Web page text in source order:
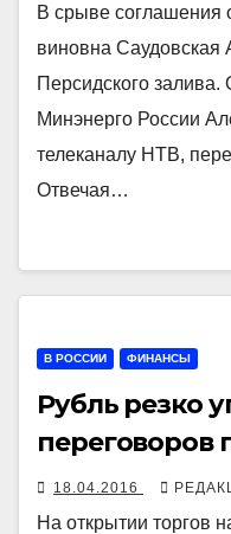
В срыве соглашения
виновна Саудовская
Персидского залива.
Минэнерго России
телеканалу НТВ,
Отвечая…
В РОССИИ ФИНАНСЫ
Рубль резко
переговоров
18.04.2016
На открытии торгов